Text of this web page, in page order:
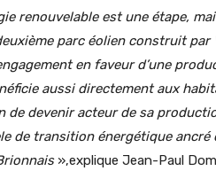
renouvelable est une étape,
parc éolien construit par
en faveur d’une
aussi directement aux
de devenir acteur de sa
de transition énergétique
»,explique Jean-Paul